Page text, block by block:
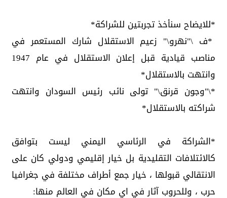
*للايضاح سنأخذ تجربتين للشراكة*
*ف \"نهرو\" زعيم الاستقلال شارك المستعمر في
مناصب قيادية قبل إعلان الاستقلال في عام 1947
وانتهت بالاستقلال*
*\"وجون قرنق\" تولى نائب رئيس السودان وانتهت
شراكته بالاستقلال*
*الشراكة في الرئاسي اليمني ليست بتوافق
كالائتلافات التقليدية بل خيار إقليمي ودولي كان على
الانتقالي قبولها ، خيار جمع أطراف مختلفة في جغرافيا
حرب ، وللحروب آثار في اي مكان في العالم منها: